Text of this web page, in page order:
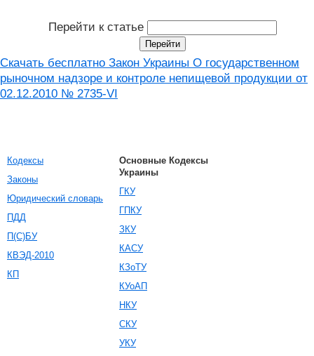
Перейти к статье
Скачать бесплатно Закон Украины О государственном
рыночном надзоре и контроле непищевой продукции от
02.12.2010 № 2735-VI
Кодексы
Законы
Юридический словарь
ПДД
П(С)БУ
КВЭД-2010
КП
Основные Кодексы
Украины
ГКУ
ГПКУ
ЗКУ
КАСУ
КЗоТУ
КУоАП
НКУ
СКУ
УКУ